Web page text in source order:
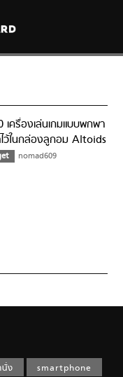
ครื่องเล่นเกมแบบพกพา
ว้ในกล่องลูกอม Altoids
nomad609
ง
smartphone